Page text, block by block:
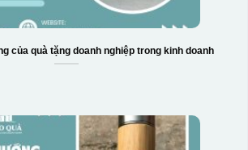
của quà tặng doanh nghiệp trong kinh doanh